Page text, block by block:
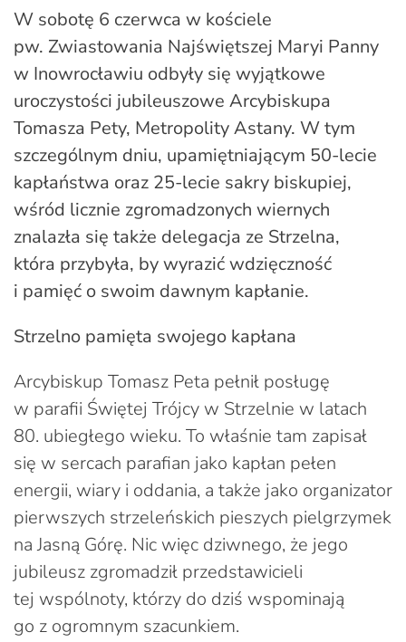
W sobotę 6 czerwca w kościele
pw. Zwiastowania Najświętszej Maryi Panny
w Inowrocławiu odbyły się wyjątkowe
uroczystości jubileuszowe Arcybiskupa
Tomasza Pety, Metropolity Astany. W tym
szczególnym dniu, upamiętniającym 50-lecie
kapłaństwa oraz 25-lecie sakry biskupiej,
wśród licznie zgromadzonych wiernych
znalazła się także delegacja ze Strzelna,
która przybyła, by wyrazić wdzięczność
i pamięć o swoim dawnym kapłanie.
Strzelno pamięta swojego kapłana
Arcybiskup Tomasz Peta pełnił posługę
w parafii Świętej Trójcy w Strzelnie w latach
80. ubiegłego wieku. To właśnie tam zapisał
się w sercach parafian jako kapłan pełen
energii, wiary i oddania, a także jako organizator
pierwszych strzeleńskich pieszych pielgrzymek
na Jasną Górę. Nic więc dziwnego, że jego
jubileusz zgromadził przedstawicieli
tej wspólnoty, którzy do dziś wspominają
go z ogromnym szacunkiem.